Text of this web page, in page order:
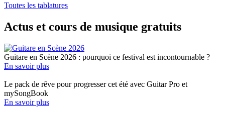
Toutes les tablatures
Actus et cours de musique gratuits
Guitare en Scène 2026 : pourquoi ce festival est incontournable ?
En savoir plus
Le pack de rêve pour progresser cet été avec Guitar Pro et
mySongBook
En savoir plus